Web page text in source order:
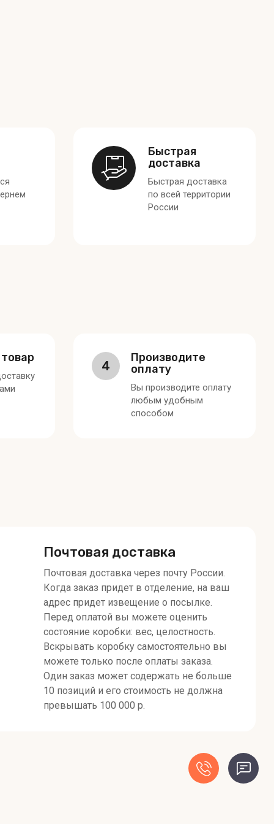
Быстрая
доставка
Быстрая доставка
по всей территории
России
4
Производите
оплату
Вы производите оплату
любым удобным
способом
Почтовая доставка
Почтовая доставка через почту России.
Когда заказ придет в отделение, на ваш
адрес придет извещение о посылке.
Перед оплатой вы можете оценить
состояние коробки: вес, целостность.
Вскрывать коробку самостоятельно вы
можете только после оплаты заказа.
Один заказ может содержать не больше
10 позиций и его стоимость не должна
превышать 100 000 р.